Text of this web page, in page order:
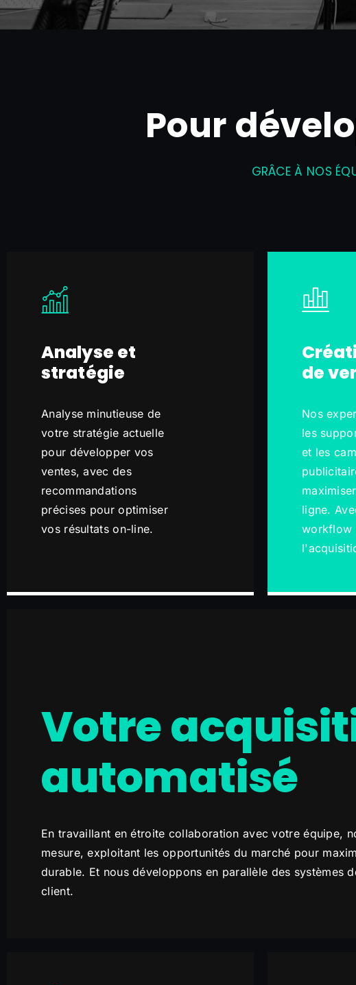
Pour
GRÂCE À NOS
Analyse et
stratégie
Analyse minutieuse de
votre stratégie actuelle
pour développer vos
ventes, avec des
recommandations
précises pour optimiser
vos résultats on-line.
de
Nos
les
et les
ligne.
workflow
Votre
automatisé
En travaillant en étroite collaboration avec votre équipe,
mesure, exploitant les opportunités du marché pour
durable. Et nous développons en parallèle des
client.